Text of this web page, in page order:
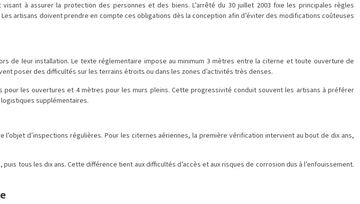
à assurer la protection des personnes et des biens. L’arrêté du 30 juillet 2003 fixe les principales règles
artisans doivent prendre en compte ces obligations dès la conception afin d’éviter des modifications coûteuses
de leur installation. Le texte réglementaire impose au minimum 3 mètres entre la citerne et toute ouverture de
poser des difficultés sur les terrains étroits ou dans les zones d’activités très denses.
les ouvertures et 4 mètres pour les murs pleins. Cette progressivité conduit souvent les artisans à préférer
supplémentaires.
d’inspections régulières. Pour les citernes aériennes, la première vérification intervient au bout de dix ans,
tous les dix ans. Cette différence tient aux difficultés d’accès et aux risques de corrosion dus à l’enfouissement.